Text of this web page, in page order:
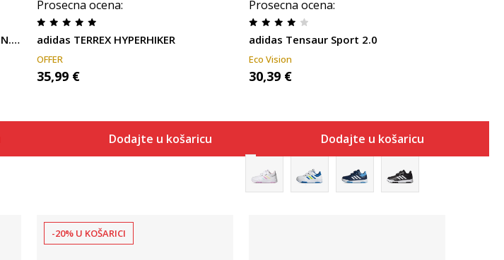
adidas Terrex Agravic Boa Mid RAIN.RDY
Prosecna ocena:
adidas TERREX HYPERHIKER
OFFER
35,99 €
Dodajte u košaricu
Prosecna ocena:
adidas Tensaur Sport 2.0
Eco Vision
30,39 €
Dodajte u košaricu
-20% U KOŠARICI